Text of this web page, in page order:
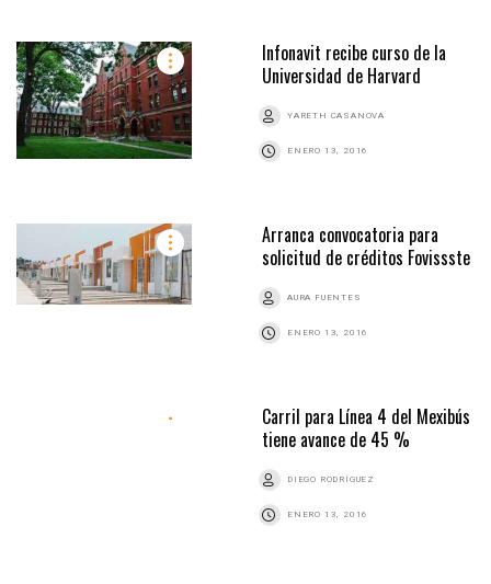
Infonavit recibe curso de la
Universidad de Harvard
YARETH CASANOVA
ENERO 13, 2016
Arranca convocatoria para
solicitud de créditos Fovissste
AURA FUENTES
ENERO 13, 2016
Carril para Línea 4 del Mexibús
tiene avance de 45 %
DIEGO RODRÍGUEZ
ENERO 13, 2016